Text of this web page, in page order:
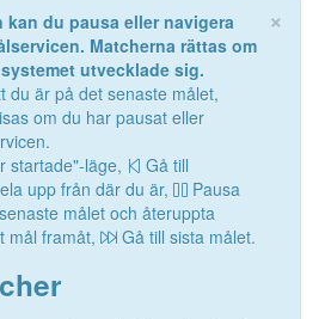
×
kan du pausa eller navigera
Matcherna rättas om
utvecklade sig.
du är på det senaste målet,
om du har pausat eller
startade"-läge,
Gå till
upp från där du är,
Pausa
målet och återuppta
mål framåt, Gå till sista målet.